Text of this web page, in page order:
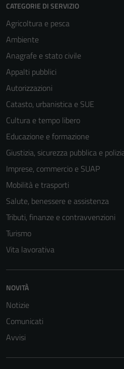
CATEGORIE DI SERVIZIO
Agricoltura e pesca
Ambiente
Anagrafe e stato civile
Appalti pubblici
Autorizzazioni
Catasto, urbanistica e SUE
Cultura e tempo libero
Educazione e formazione
Giustizia, sicurezza pubblica e
Imprese, commercio e SUAP
Mobilità e trasporti
Salute, benessere e assistenza
Tributi, finanze e contravvenzioni
Turismo
Vita lavorativa
NOVITÀ
Notizie
Comunicati
Avvisi